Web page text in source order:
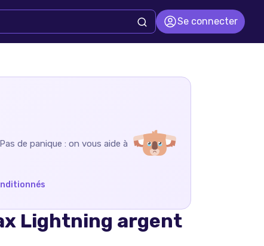
Se connecter
de panique : on vous aide à
Lightning argent